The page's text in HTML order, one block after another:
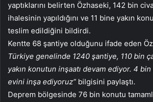
yaptıklarını belirten Özhaseki, 142 bin
ihalesinin yapıldığını ve 11 bine yakın
teslim edildiğini bildirdi.
Kentte 68 şantiye olduğunu ifade eden
Türkiye genelinde 1240 şantiye, 110 bin
yakın konutun inşaatı devam ediyor. 4
evini inşa ediyoruz” bilgisini paylaştı.
Deprem bölgesinde 76 bin konutu